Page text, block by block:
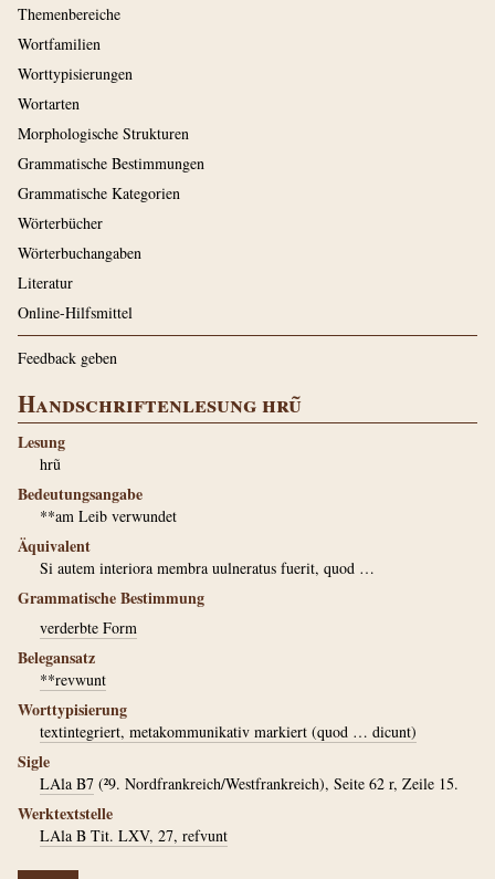
Themenbereiche
Wortfamilien
Worttypisierungen
Wortarten
Morphologische Strukturen
Grammatische Bestimmungen
Grammatische Kategorien
Wörterbücher
Wörterbuchangaben
Literatur
Online-Hilfsmittel
Feedback geben
Handschriftenlesung hrũ
Lesung
hrũ
Bedeutungsangabe
**am Leib verwundet
Äquivalent
Si autem interiora membra uulneratus fuerit, quod …
Grammatische Bestimmung
verderbte Form
Belegansatz
**revwunt
Worttypisierung
textintegriert, metakommunikativ markiert (quod … dicunt)
Sigle
LAla B7 (²9. Nordfrankreich/Westfrankreich), Seite 62 r, Zeile 15.
Werktextstelle
LAla B Tit. LXV, 27, refvunt